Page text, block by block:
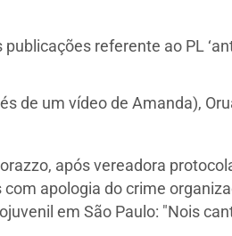
referente ao PL
de um vídeo de Amanda),
após vereadora
apologia do crime
em São Paulo: "Nois